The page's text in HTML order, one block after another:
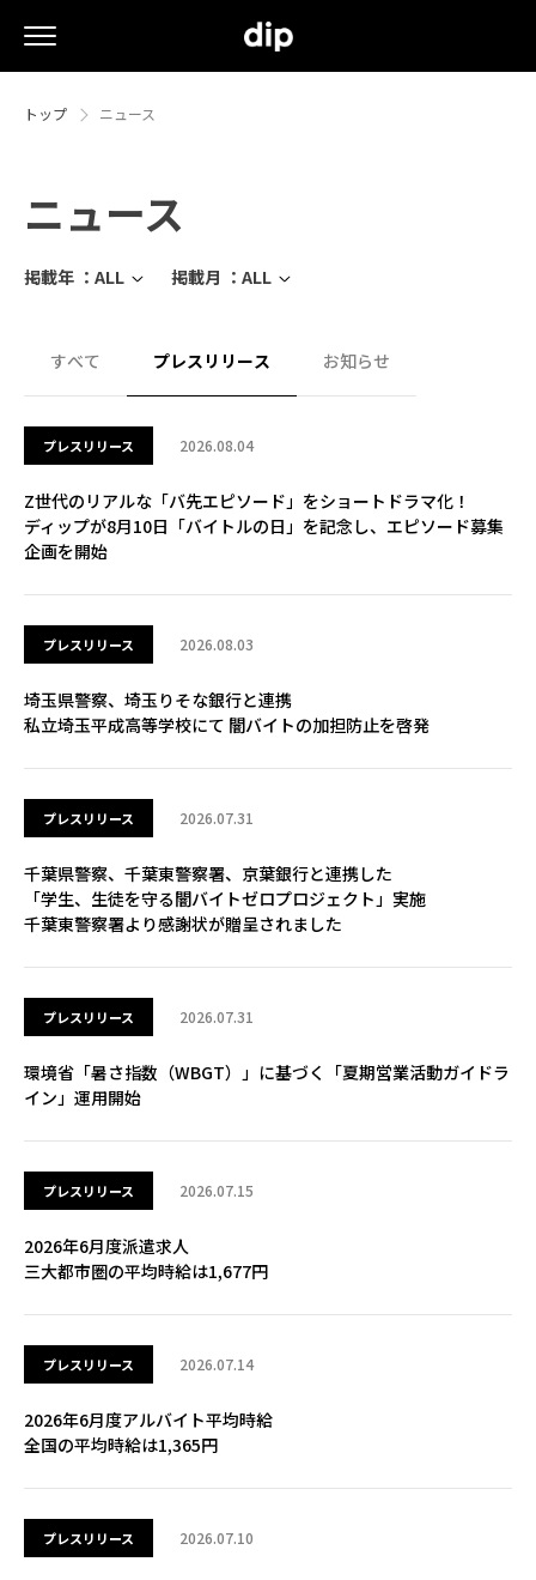
トップ ニュース
ニュース
掲載年 ： ALL 掲載月 ： ALL
すべて プレスリリース お知らせ
プレスリリース 2026.08.04
Z世代のリアルな「バ先エピソード」をショートドラマ化！
ディップが8月10日「バイトルの日」を記念し、エピソード募集
企画を開始
プレスリリース 2026.08.03
埼玉県警察、埼玉りそな銀行と連携
私立埼玉平成高等学校にて 闇バイトの加担防止を啓発
プレスリリース 2026.07.31
千葉県警察、千葉東警察署、京葉銀行と連携した
「学生、生徒を守る闇バイトゼロプロジェクト」実施
千葉東警察署より感謝状が贈呈されました
プレスリリース 2026.07.31
環境省「暑さ指数（WBGT）」に基づく「夏期営業活動ガイドラ
イン」運用開始
プレスリリース 2026.07.15
2026年6月度派遣求人
三大都市圏の平均時給は1,677円
プレスリリース 2026.07.14
2026年6月度アルバイト平均時給
全国の平均時給は1,365円
プレスリリース 2026.07.10